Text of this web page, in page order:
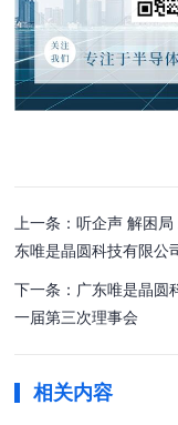
上一条：听企声 解困
东唯是晶圆科技有限公
下一条：广东唯是晶圆
一届第三次理事会
相关内容